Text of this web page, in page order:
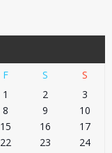
F S
S
1
2
3
8 9
10
15 16
17
22 23
24